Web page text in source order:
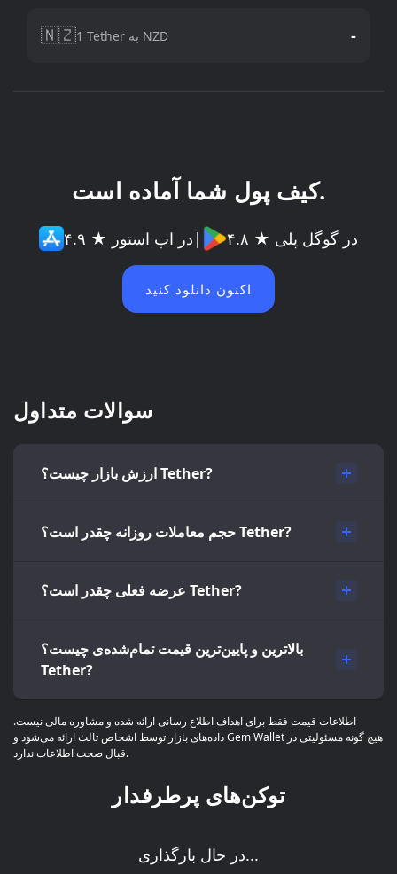
🇳🇿 1 Tether به NZD -
کیف پول شما آماده است.
۴.۹ ★ در اپ استور | ۴.۸ ★ در گوگل پلی
اکنون دانلود کنید
سوالات متداول
ارزش بازار چیست؟ Tether?
حجم معاملات روزانه چقدر است؟ Tether?
عرضه فعلی چقدر است؟ Tether?
بالاترین و پایین‌ترین قیمت تمام‌شده‌ی چیست؟
Tether?
اطلاعات قیمت فقط برای اهداف اطلاع رسانی ارائه شده و مشاوره مالی نیست.
داده‌های بازار توسط اشخاص ثالث ارائه می‌شود و Gem Wallet هیچ گونه مسئولیتی در
قبال صحت اطلاعات ندارد.
توکن‌های پرطرفدار
در حال بارگذاری...